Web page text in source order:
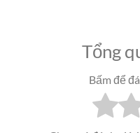
Tổng
Bấm để